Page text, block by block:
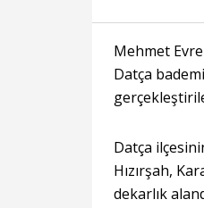
Mehmet
Datça
Datça
Hızırşah,
dekarlık